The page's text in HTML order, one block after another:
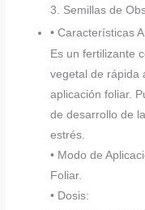
3. Semillas de
• Características
Es un fertilizante
vegetal de rápida
aplicación foliar.
de desarrollo de
estrés.
• Modo de
Foliar.
• Dosis: